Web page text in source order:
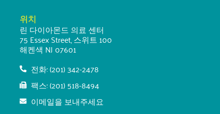
위치
린 다이아몬드 의료 센터
75 Essex Street, 스위트 100
해켄색 NJ 07601
전화: (201) 342-2478
팩스: (201) 518-8494
이메일을 보내주세요